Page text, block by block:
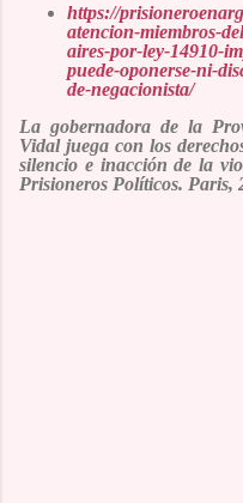
https://
atencion-miembros-
aires-por-ley-14910-
puede-oponerse-ni-
de-negacionista/
La gobernadora de la
Vidal juega con los
silencio e inacción de la
Prisioneros Políticos. Paris,